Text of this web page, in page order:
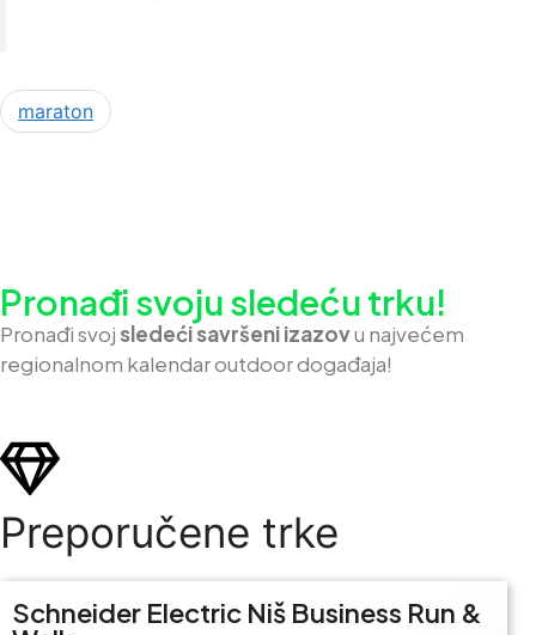
maraton
Pronađi svoju sledeću trku!
Pronađi svojsledeći savršeni izazovu najvećem
regionalnom kalendar outdoor događaja!
Preporučene trke
Schneider Electric Niš Business Run &